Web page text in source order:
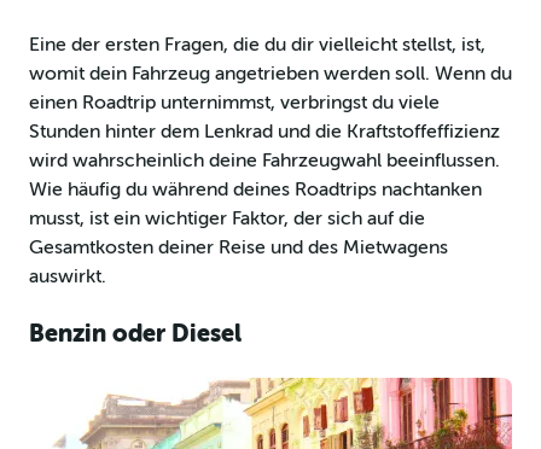
Eine der ersten Fragen, die du dir vielleicht stellst, ist,
womit dein Fahrzeug angetrieben werden soll. Wenn du
einen Roadtrip unternimmst, verbringst du viele
Stunden hinter dem Lenkrad und die Kraftstoffeffizienz
wird wahrscheinlich deine Fahrzeugwahl beeinflussen.
Wie häufig du während deines Roadtrips nachtanken
musst, ist ein wichtiger Faktor, der sich auf die
Gesamtkosten deiner Reise und des Mietwagens
auswirkt.
Benzin oder Diesel